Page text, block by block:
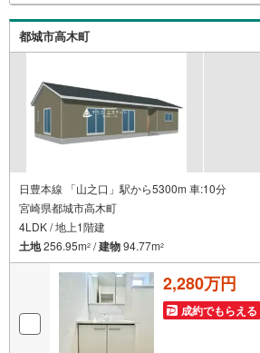
借入れのある方や過去にローン審
談可能。『無理のない支払いでマ
いたします。
都城市高木町
日豊本線 「山之口」駅から5300m 車:10分
宮崎県都城市高木町
4LDK / 地上1階建
土地256.95m2 /建物94.77m2
2,280万円
成約でもらえる